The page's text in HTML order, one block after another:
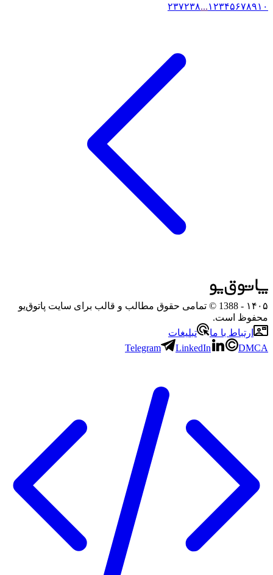
۱۲۳۴۵۶۷۸۹۱۰ ... ۲۳۷۲۳۸
۱۴۰۵
- 1388 © تمامی حقوق مطالب و قالب برای سایت پاتوق‌یو
محفوظ است.
ارتباط با ما
تبلیغات
Telegram
LinkedIn DMCA